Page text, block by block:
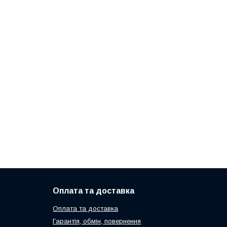
Оплата та доставка
Оплата та доставка
Гарантія, обмін, повернення